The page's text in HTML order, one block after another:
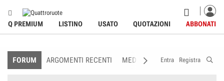
Q PREMIUM LISTINO USATO QUOTAZIONI ABBONATI
FORUM ARGOMENTI RECENTI MEDIA MEMBRI
Entra Registra